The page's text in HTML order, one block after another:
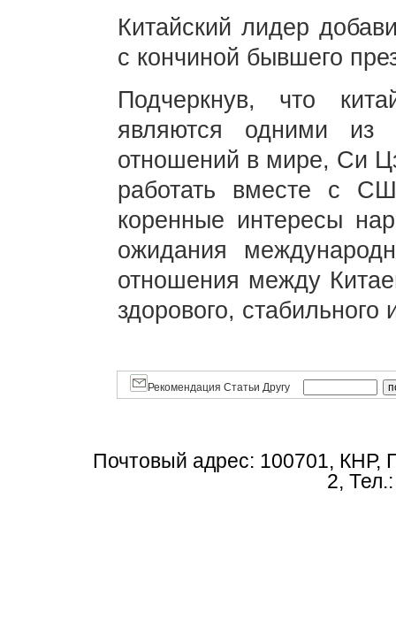
Китайский лидер
с кончиной бывшего
Подчеркнув, что
являются одними из
отношений в мире, Си
работать вместе с
коренные интересы
ожидания
отношения между
здорового, стабильного
Рекомендация Статьи Другу
Почтовый адрес: 100701, КНР,
2,